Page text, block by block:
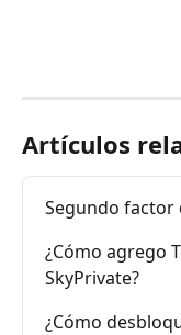
Artículos
Segundo factor
¿Cómo agrego
SkyPrivate?
¿Cómo